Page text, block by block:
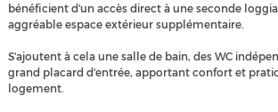
bénéficient d'un accès direct à une seconde
aggréable espace extérieur supplémentaire.
S'ajoutent à cela une salle de bain, des WC
grand placard d'entrée, apportant confort et
logement.